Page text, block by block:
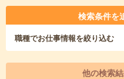
検索条件を
職種でお仕事情報を絞り込む
他の検索